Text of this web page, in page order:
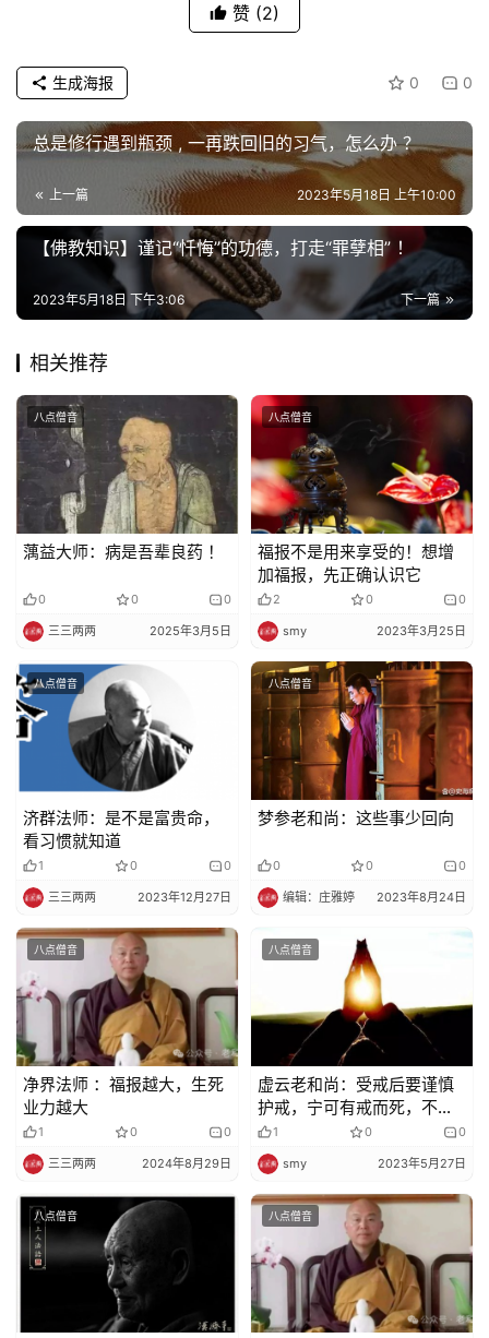
赞 (2)
0 0
生成海报
总是修行遇到瓶颈 , 一再跌回旧的习气，怎么办 ？
上一篇 2023年5月18日 上午10:00
【佛教知识】谨记“忏悔”的功德，打走“罪孽相” ！
下一篇
2023年5月18日 下午3:06
相关推荐
八点僧音
蕅益大师：病是吾辈良药 ！
0 0 0
三三两两 2025年3月5日
八点僧音
福报不是用来享受的！想增
加福报，先正确认识它
2 0 0
smy 2023年3月25日
八点僧音
济群法师：是不是富贵命，
看习惯就知道
1 0 0
三三两两 2023年12月27日
八点僧音
梦参老和尚：这些事少回向
0 0 0
编辑：庄雅婷 2023年8月24日
八点僧音
净界法师 ：福报越大，生死
业力越大
1 0 0
三三两两 2024年8月29日
八点僧音
虚云老和尚：受戒后要谨慎
护戒，宁可有戒而死，不可
无戒而生
1 0 0
smy 2023年5月27日
八点僧音 八点僧音